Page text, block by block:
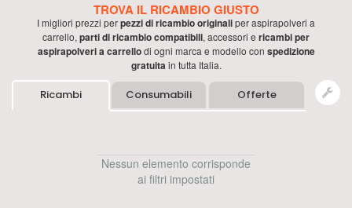
TROVA IL RICAMBIO GIUSTO
I migliori prezzi perpezzi di ricambio originaliperaspirapolveri a
carrello, parti di ricambio compatibili, accessori e ricambi per
aspirapolveri a carrellodi ogni marca e modello con spedizione
gratuita in tutta Italia.
Ricambi Consumabili Offerte
Nessun elemento corrisponde
ai filtri impostati